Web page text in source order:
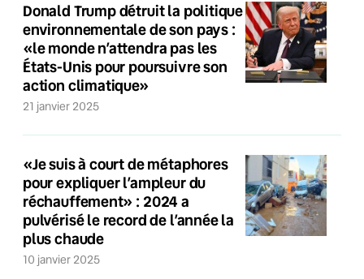
Donald Trump détruit la politique
environnementale de son pays :
«le monde n’attendra pas les
États-Unis pour poursuivre son
action climatique»
21 janvier 2025
«Je suis à court de métaphores
pour expliquer l’ampleur du
réchauffement» : 2024 a
pulvérisé le record de l’année la
plus chaude
10 janvier 2025